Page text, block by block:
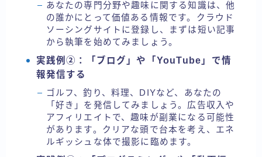
あなたの専門分野や趣味に関する知識は、他
の誰かにとって価値ある情報です。クラウド
ソーシングサイトに登録し、まずは短い記事
から執筆を始めてみましょう。
実践例②：「ブログ」や「YouTube」で情
報発信する
ゴルフ、釣り、料理、DIYなど、あなたの
「好き」を発信してみましょう。広告収入や
アフィリエイトで、趣味が副業になる可能性
があります。クリアな頭で台本を考え、エネ
ルギッシュな体で撮影に臨めます。